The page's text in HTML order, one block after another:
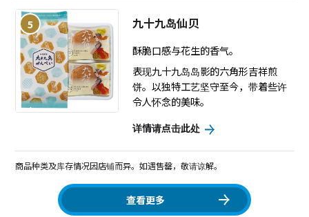
5 九十九岛仙贝
酥脆口感与花生的香气。
表现九十九岛岛影的六角形吉祥煎
饼。以独特工艺坚守至今，带着些许
令人怀念的美味。
详情请点击此处
商品种类及库存情况因店铺而异。如遇售罄，敬请谅解。
查看更多